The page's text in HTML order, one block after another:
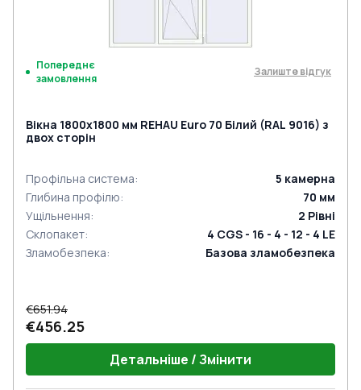
Попереднє
замовлення
Залиште відгук
Вікна 1800x1800 мм REHAU Euro 70 Білий (RAL 9016) з
двох сторін
Профільна система: 5 камерна
Глибина профілю: 70 мм
Ущільнення: 2 Рівні
Склопакет:
4 CGS - 16 - 4 - 12 - 4 LE
Зламобезпека: Базова зламобезпека
€651.94
€456.25
Детальніше / Змінити